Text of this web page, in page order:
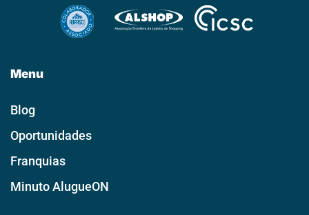
Menu
Blog
Oportunidades
Franquias
Minuto AlugueON